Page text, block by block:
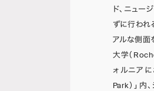
ド、ニュー
ずに行われ
アルな側面
大学（
ォルニア
Park）」内